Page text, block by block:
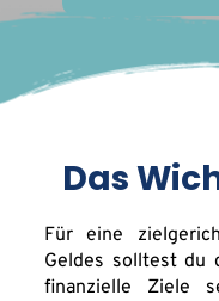
Das
Für eine
Geldes solltest du
finanzielle Ziele